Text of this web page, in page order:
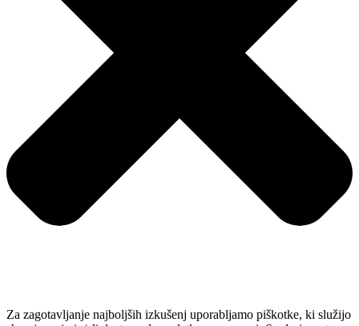
Za zagotavljanje najboljših izkušenj uporabljamo piškotke, ki služijo